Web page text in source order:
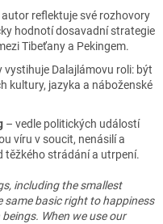
autor reflektuje své rozhovory
hodnotí dosavadní strategie
Tibeťany a Pekingem.
vystihuje Dalajlámovu roli: být
kultury, jazyka a náboženské
– vedle politických událostí
víru v soucit, nenásilí a
těžkého strádání a utrpení.
including the smallest
same basic right to happiness
When we use our